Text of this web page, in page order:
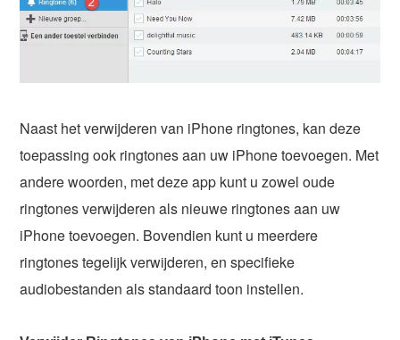
Naast het verwijderen van iPhone ringtones, kan deze
toepassing ook ringtones aan uw iPhone toevoegen. Met
andere woorden, met deze app kunt u zowel oude
ringtones verwijderen als nieuwe ringtones aan uw
iPhone toevoegen. Bovendien kunt u meerdere
ringtones tegelijk verwijderen, en specifieke
audiobestanden als standaard toon instellen.